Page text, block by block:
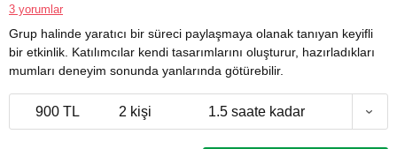
3 yorumlar
Grup halinde yaratıcı bir süreci paylaşmaya olanak tanıyan keyifli
bir etkinlik. Katılımcılar kendi tasarımlarını oluşturur, hazırladıkları
mumları deneyim sonunda yanlarında götürebilir.
900 TL 2 kişi 1.5 saate kadar